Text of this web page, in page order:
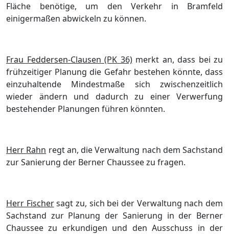
Fläche benötige, um den Verkehr in Bramfeld
einigermaßen abwickeln zu können.
Frau Feddersen-Clausen (PK 36)merkt an, dass bei zu
frühzeitiger Planung die Gefahr bestehen könnte,dass
einzuhaltende Mindestmaße sichzwischenzeitlich
wieder ändern und dadurch zu einer Verwerfung
bestehender Planungen führen könnten.
Herr Rahn regt an, die Verwaltung nach dem Sachstand
zurSanierung der Berner Chausseezu fragen.
Herr Fischersagt zu, sich bei der Verwaltung nach dem
Sachstand zur Planung der Sanierung in der Berner
Chaussee zu erkundigen und den Ausschuss in der